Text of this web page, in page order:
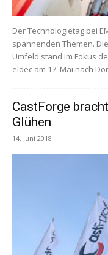
Der Technologietag bei
spannenden Themen.
Umfeld stand im Fokus
eldec am 17. Mai nach
CastForge
Glühen
14. Juni 2018